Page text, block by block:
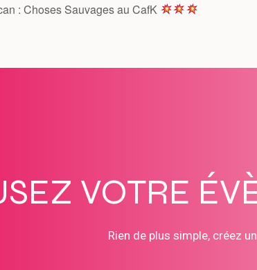
: Choses Sauvages au CafK
VOTRE
Rien de plus simple, créez